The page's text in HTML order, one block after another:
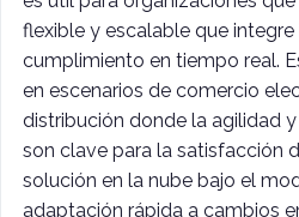
flexible y escalable que
cumplimiento en tiempo real.
en escenarios de comercio
distribución donde la agilidad
son clave para la satisfacción
solución en la nube bajo el
adaptación rápida a cambios